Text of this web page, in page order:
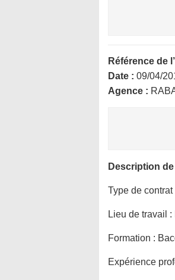
Référence de
Date : 09/04/
Agence :
Description
Type de contrat
Lieu de travail :
Formation :
Expérience